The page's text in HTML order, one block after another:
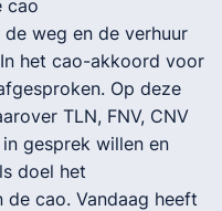
cao
weg en de verhuur
het cao-akkoord voor
Op deze
TLN, FNV, CNV
gesprek willen en
doel het
cao. Vandaag heeft